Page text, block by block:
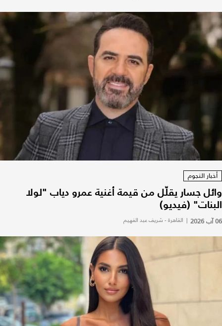
أخبار النجوم
وائل جسار يقلّل من قيمة أغنية عمرو دياب "لولا
البنات" (فيديو)
06 آب 2026 | القاهرة - شريف عبد الفهيم